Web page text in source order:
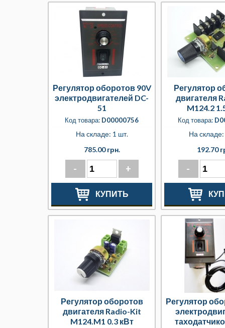
Регулятор оборотов 90V
электродвигателей DC-
51
Код товара: D00000756
На складе: 1 шт.
785.00 грн.
- +
КУПИТЬ
Регулятор
двигателя
M124.2
Код товара:
На
192.70
-
Регулятор оборотов
двигателя Radio-Kit
M124.M1 0.3 кВт
Регулятор